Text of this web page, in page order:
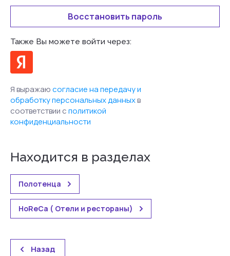
Восстановить пароль
Также Вы можете войти через:
Я выражаюсогласие на передачу и
обработку персональных данныхв
соответствии сполитикой
конфиденциальности
Находится в разделах
Полотенца
HoReCa ( Отели и рестораны)
Назад